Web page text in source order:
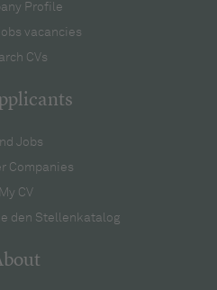
Profile
vacancies
CVs
Jobs
Companies
My CV
den Stellenkatalog